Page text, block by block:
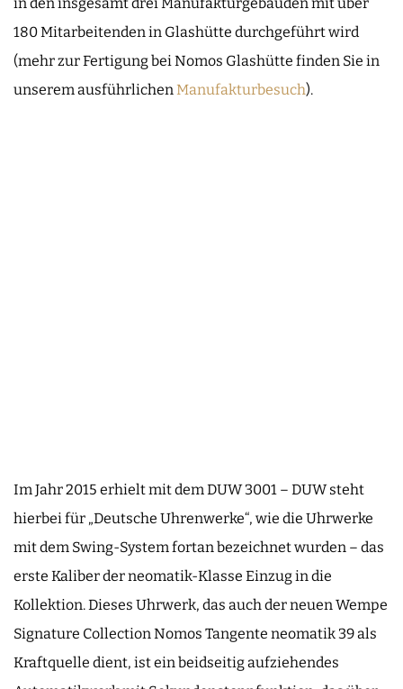
180 Mitarbeitenden in Glashütte durchgeführt wird
(mehr zur Fertigung bei Nomos Glashütte finden Sie in
unserem ausführlichen Manufakturbesuch).
Im Jahr 2015 erhielt mit dem DUW 3001 – DUW steht
hierbei für „Deutsche Uhrenwerke“, wie die Uhrwerke
mit dem Swing-System fortan bezeichnet wurden – das
erste Kaliber der neomatik-Klasse Einzug in die
Kollektion. Dieses Uhrwerk, das auch der neuen Wempe
Signature Collection Nomos Tangente neomatik 39 als
Kraftquelle dient, ist ein beidseitig aufziehendes